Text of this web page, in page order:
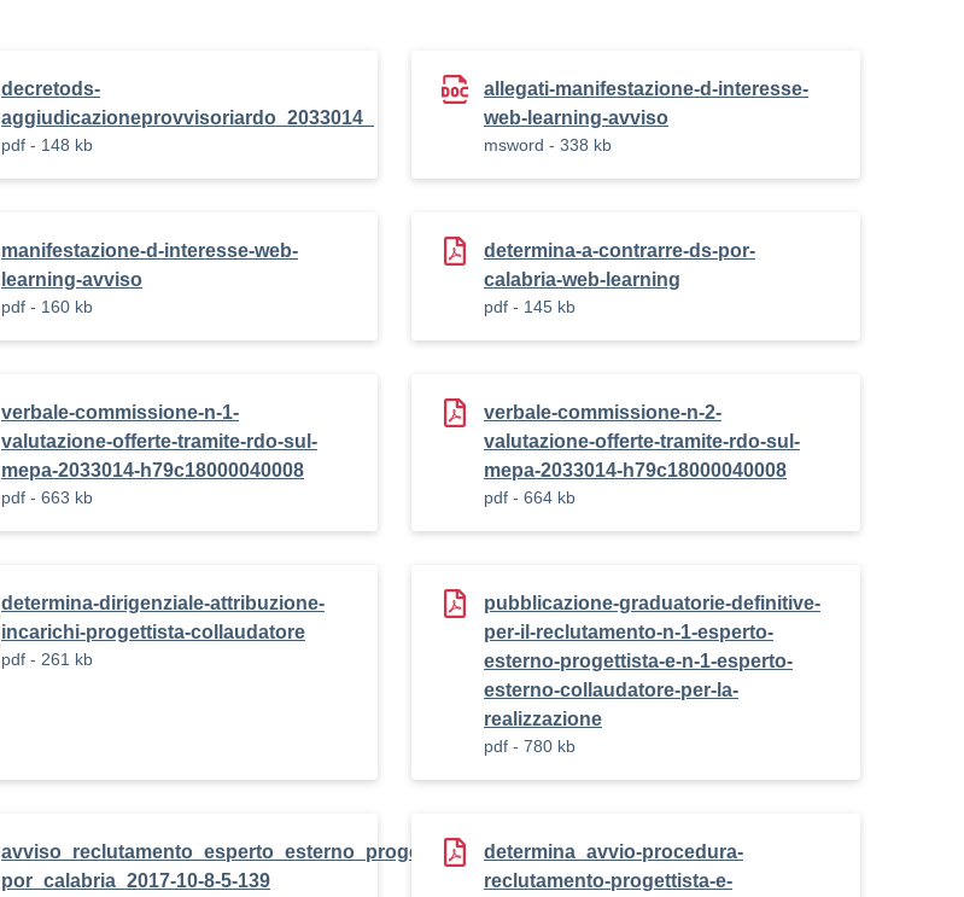
decretods-
aggiudicazioneprovvisoriardo_2033014_
pdf - 148 kb
allegati-manifestazione-d-interesse-
web-learning-avviso
msword - 338 kb
manifestazione-d-interesse-web-
learning-avviso
pdf - 160 kb
determina-a-contrarre-ds-por-
calabria-web-learning
pdf - 145 kb
verbale-commissione-n-1-
valutazione-offerte-tramite-rdo-sul-
mepa-2033014-h79c18000040008
pdf - 663 kb
verbale-commissione-n-2-
valutazione-offerte-tramite-rdo-sul-
mepa-2033014-h79c18000040008
pdf - 664 kb
determina-dirigenziale-attribuzione-
incarichi-progettista-collaudatore
pdf - 261 kb
pubblicazione-graduatorie-definitive-
per-il-reclutamento-n-1-esperto-
esterno-progettista-e-n-1-esperto-
esterno-collaudatore-per-la-
realizzazione
pdf - 780 kb
avviso_reclutamento_esperto_esterno_progettista_collaudatore-
por_calabria_2017-10-8-5-139
determina_avvio-procedura-
reclutamento-progettista-e-